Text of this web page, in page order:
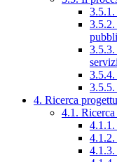
3.5.1.
3.5.2.
3.5.3.
3.5.4.
3.5.5.
4. Ricerca
4.1.
4.1.2.
4.1.3.